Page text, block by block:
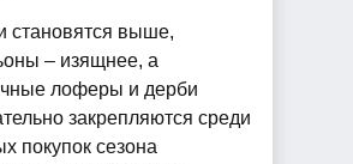
становятся выше,
– изящнее, а
лоферы и дерби
закрепляются среди
покупок сезона